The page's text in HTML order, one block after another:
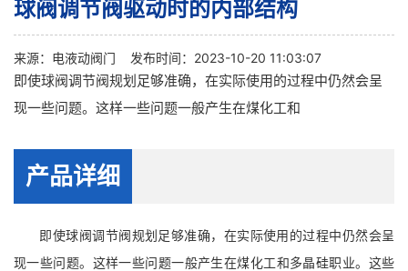
球阀调节阀驱动时的内部结构
来源： 电液动阀门 发布时间：2023-10-20 11:03:07
即使球阀调节阀规划足够准确，在实际使用的过程中仍然会呈
现一些问题。这样一些问题一般产生在煤化工和
产品详细
即使球阀调节阀规划足够准确，在实际使用的过程中仍然会呈
现一些问题。这样一些问题一般产生在煤化工和多晶硅职业。这些